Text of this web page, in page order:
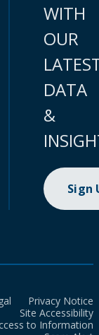
WITH
OUR
DATA
&
Sign
Privacy Notice
Site Accessibility
to Information